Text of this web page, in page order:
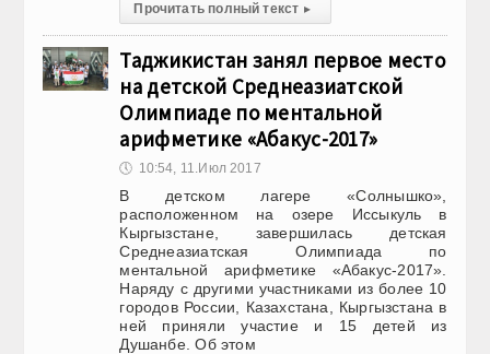
Прочитать полный текст ▸
Таджикистан занял первое место
на детской Среднеазиатской
Олимпиаде по ментальной
арифметике «Абакус-2017»
🕔 10:54, 11.Июл 2017
В детском лагере «Солнышко»,
расположенном на озере Иссыкуль в
Кыргызстане, завершилась детская
Среднеазиатская Олимпиада по
ментальной арифметике «Абакус-2017».
Наряду с другими участниками из более 10
городов России, Казахстана, Кыргызстана в
ней приняли участие и 15 детей из
Душанбе. Об этом